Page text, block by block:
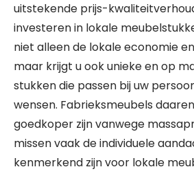
uitstekende prijs-
investeren in lokale
niet alleen de lokale economie
maar krijgt u ook unieke en op
stukken die passen bij uw
wensen. Fabrieksmeubels
goedkoper zijn vanwege
missen vaak de individuele
kenmerkend zijn voor lokale